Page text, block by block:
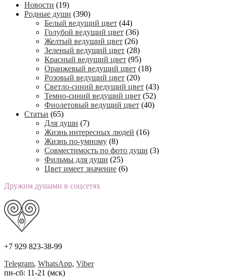
Новости (19)
Родные души (390)
Белый ведущий цвет (44)
Голубой ведущий цвет (36)
Желтый ведущий цвет (26)
Зеленый ведущий цвет (28)
Красный ведущий цвет (95)
Оранжевый ведущий цвет (18)
Розовый ведущий цвет (20)
Светло-синий ведущий цвет (43)
Темно-синий ведущий цвет (52)
Фиолетовый ведущий цвет (40)
Статьи (65)
Для души (7)
Жизнь интересных людей (16)
Жизнь по-умному (8)
Совместимость по фото души (3)
Фильмы для души (25)
Цвет имеет значение (6)
Дружим душами в соцсетях
+7 929 823-38-99
Telegram, WhatsApp, Viber
пн-сб: 11-21 (мск)